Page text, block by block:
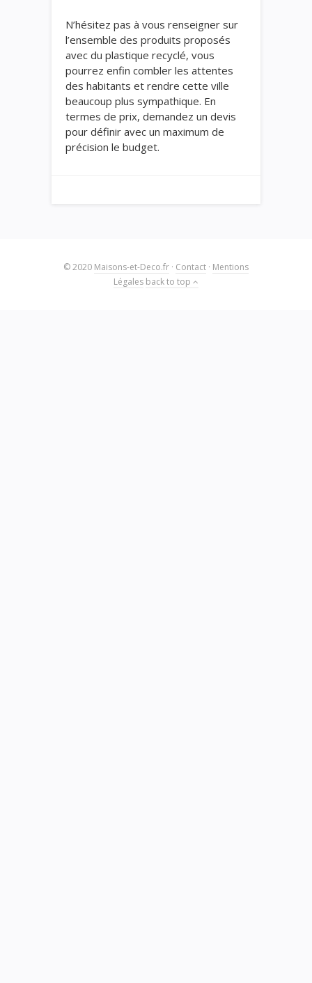
N’hésitez pas à vous renseigner sur
l’ensemble des produits proposés
avec du plastique recyclé, vous
pourrez enfin combler les attentes
des habitants et rendre cette ville
beaucoup plus sympathique. En
termes de prix, demandez un devis
pour définir avec un maximum de
précision le budget.
© 2020 Maisons-et-Deco.fr · Contact · Mentions
Légales back to top